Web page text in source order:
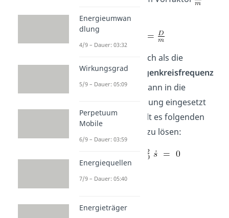
sein muss.
wird daher auch als die
ungedämpfte Eigenkreisfrequenz
bezeichnet und kann in die
Differentialgleichung eingesetzt
werden. Somit gilt es folgenden
Zusammenhang zu lösen:
Energieumwan
dlung
4/9 – Dauer: 03:32
Wirkungsgrad
5/9 – Dauer: 05:09
Perpetuum
Mobile
6/9 – Dauer: 03:59
Energiequellen
7/9 – Dauer: 05:40
Energieträger